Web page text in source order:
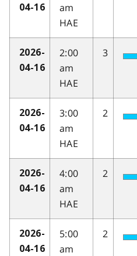
04-16
am
HAE
2026-
04-16
2:00
am
HAE
3
2026-
04-16
3:00
am
HAE
2
2026-
04-16
4:00
am
HAE
2
2026-
04-16
5:00
am
2